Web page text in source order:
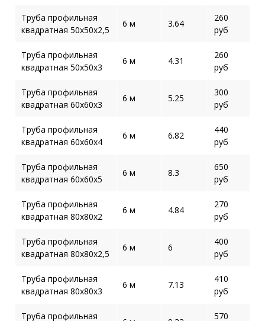
Труба профильная
квадратная 50х50х2,5
6 м 3.64
260
руб
Труба профильная
квадратная 50х50х3
6 м 4.31
260
руб
Труба профильная
квадратная 60х60х3
6 м 5.25
300
руб
Труба профильная
квадратная 60х60х4
6 м 6.82
440
руб
Труба профильная
квадратная 60х60х5
6 м 8.3
650
руб
Труба профильная
квадратная 80х80х2
6 м 4.84
270
руб
Труба профильная
квадратная 80х80х2,5
6 м 6
400
руб
Труба профильная
квадратная 80х80х3
6 м 7.13
410
руб
Труба профильная
570